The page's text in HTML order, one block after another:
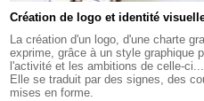
Création de logo et identité
La création d'un logo, d'une charte
exprime, grâce à un style graphique
l'activité et les ambitions de celle-ci...
Elle se traduit par des signes, des
mises en forme.